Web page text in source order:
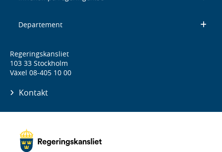
Departement
Regeringskansliet
103 33 Stockholm
Växel 08-405 10 00
Kontakt